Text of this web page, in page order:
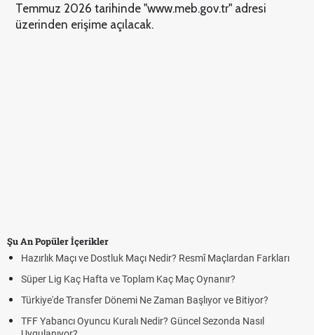
Temmuz 2026 tarihinde "www.meb.gov.tr" adresi
üzerinden erişime açılacak.
Şu An Popüler İçerikler
Hazırlık Maçı ve Dostluk Maçı Nedir? Resmî Maçlardan Farkları
Süper Lig Kaç Hafta ve Toplam Kaç Maç Oynanır?
Türkiye'de Transfer Dönemi Ne Zaman Başlıyor ve Bitiyor?
TFF Yabancı Oyuncu Kuralı Nedir? Güncel Sezonda Nasıl